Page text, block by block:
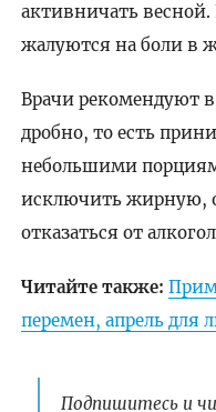
активничать
жалуются на боли в
Врачи рекомендуют в
дробно, то есть
небольшими
исключить жирную,
отказаться от
Читайте также:
перемен, апрель для
Подпишитесь и